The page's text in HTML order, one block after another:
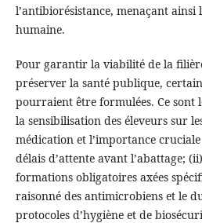
l’antibiorésistance, menaçant ainsi
humaine.
Pour garantir la viabilité de la
préserver la santé publique,
pourraient être formulées. Ce sont
la sensibilisation des éleveurs sur
médication et l’importance
délais d’attente avant l’abattage;
formations obligatoires axées
raisonné des antimicrobiens et le
protocoles d’hygiène et de